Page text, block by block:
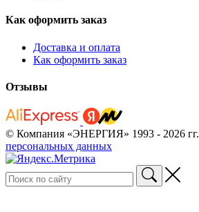
Как оформить заказ
Доставка и оплата
Как оформить заказ
Отзывы
© Компания «ЭНЕРГИЯ» 1993 - 2026 гг.
персональных данных